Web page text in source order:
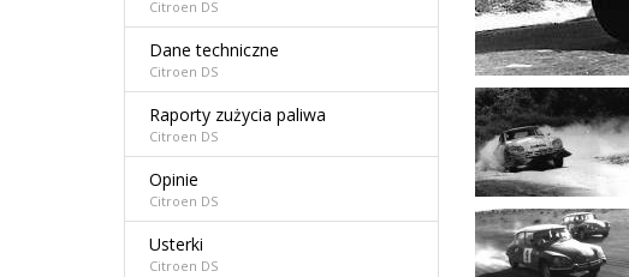
Citroen DS
Dane techniczne
Citroen DS
Raporty zużycia paliwa
Citroen DS
Opinie
Citroen DS
Usterki
Citroen DS